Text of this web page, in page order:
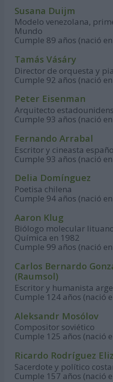
Susana Duijm
Modelo venezolana,
Mundo
Cumple 89 años (nació
Tamás Vásáry
Director de orquesta y
Cumple 92 años (nació
Peter Eisenman
Arquitecto
Cumple 93 años (nació
Fernando Arrabal
Escritor y cineasta
Cumple 93 años (nació
Delia Domínguez
Poetisa chilena
Cumple 94 años (nació
Aaron Klug
Biólogo molecular
Química en 1982
Cumple 99 años (nació
Carlos Bernardo
(Raumsol)
Escritor y humanista
Cumple 124 años (nació
Aleksandr Mosólov
Compositor soviético
Cumple 125 años (nació
Ricardo Rodríguez
Sacerdote y político
Cumple 157 años (nació